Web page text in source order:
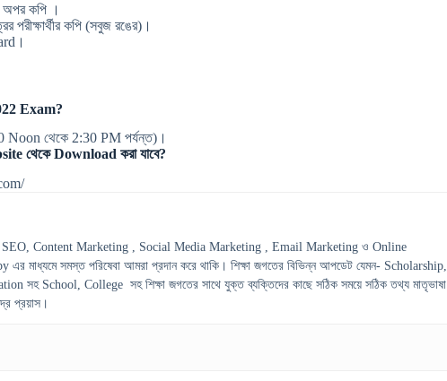
কপি ।
কপি (সবুজ রঙের)।
Exam?
থেকে 2:30 PM পর্যন্ত)।
থেকে Download করা যাবে?
SEO, Content Marketing , Social Media Marketing , Email Marketing ও Online
মাধ্যমে সমস্ত পরিষেবা আমরা প্রদান করে থাকি। শিক্ষা জগতের বিভিন্ন আপডেট যেমন- Scholarship,
সহ School, College সহ শিক্ষা জগতের সাথে যুক্ত ব্যক্তিদের কাছে সঠিক সময়ে সঠিক তথ্য মাতৃভাষা
প্রয়াস।